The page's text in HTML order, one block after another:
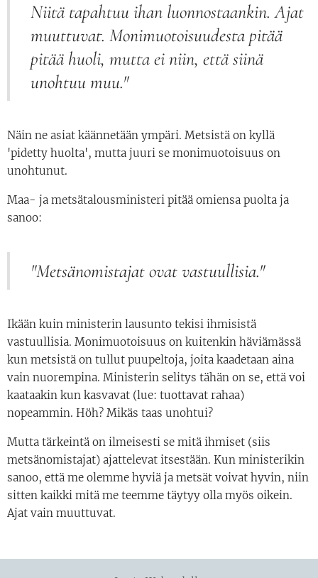
Niitä tapahtuu ihan luonnostaankin. Ajat
muuttuvat. Monimuotoisuudesta pitää
pitää huoli, mutta ei niin, että siinä
unohtuu muu."
Näin ne asiat käännetään ympäri. Metsistä on kyllä
'pidetty huolta', mutta juuri se monimuotoisuus on
unohtunut.
Maa- ja metsätalousministeri pitää omiensa puolta ja
sanoo:
"Metsänomistajat ovat vastuullisia."
Ikään kuin ministerin lausunto tekisi ihmisistä
vastuullisia. Monimuotoisuus on kuitenkin häviämässä
kun metsistä on tullut puupeltoja, joita kaadetaan aina
vain nuorempina. Ministerin selitys tähän on se, että voi
kaataakin kun kasvavat (lue: tuottavat rahaa)
nopeammin. Höh? Mikäs taas unohtui?
Mutta tärkeintä on ilmeisesti se mitä ihmiset (siis
metsänomistajat) ajattelevat itsestään. Kun ministerikin
sanoo, että me olemme hyviä ja metsät voivat hyvin, niin
sitten kaikki mitä me teemme täytyy olla myös oikein.
Ajat vain muuttuvat.